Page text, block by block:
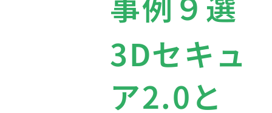
3Dセキュ
ア2.0と